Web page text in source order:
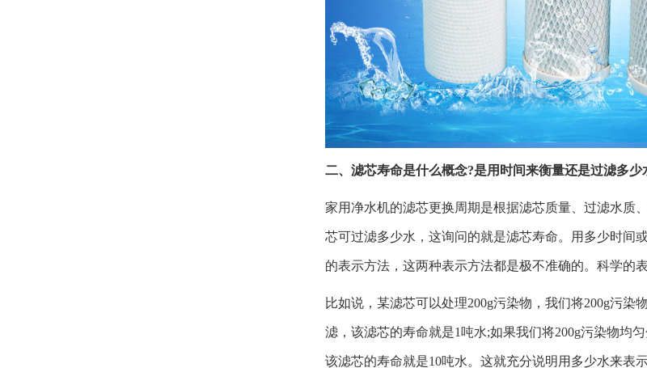
二、滤芯寿命是什么概念?是用时间来衡量还是过滤多少
家用净水机的滤芯更换周期是根据滤芯质量、过滤水质
芯可过滤多少水，这询问的就是滤芯寿命。用多少时间
的表示方法，这两种表示方法都是极不准确的。科学的
比如说，某滤芯可以处理200g污染物，我们将200g污
滤，该滤芯的寿命就是1吨水;如果我们将200g污染物均
该滤芯的寿命就是10吨水。这就充分说明用多少水来表